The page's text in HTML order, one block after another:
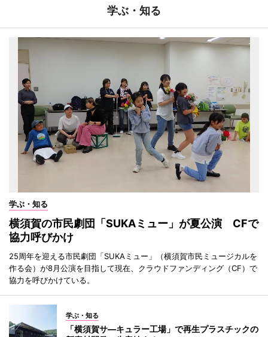
学ぶ・知る
学ぶ・知る
横須賀の市民劇団「SUKAミュー」が夏公演 CFで
協力呼びかけ
25周年を迎える市民劇団「SUKAミュー」（横須賀市民ミュージカルを
作る会）が8月公演を目指して現在、クラウドファンディング（CF）で
協力を呼びかけている。
学ぶ・知る
「横須賀サ―キュラー工場」で再生プラスチックの